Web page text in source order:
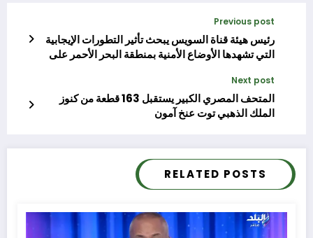
Previous post
رئيس هيئة قناة السويس يبحث تأثير التطورات الإيجابية
التي تشهدها الأوضاع الأمنية بمنطقة البحر الأحمر على
Next post
المتحف المصري الكبير يستقبل 163 قطعة من كنوز
الملك الذهبي توت عنخ آمون
RELATED POSTS